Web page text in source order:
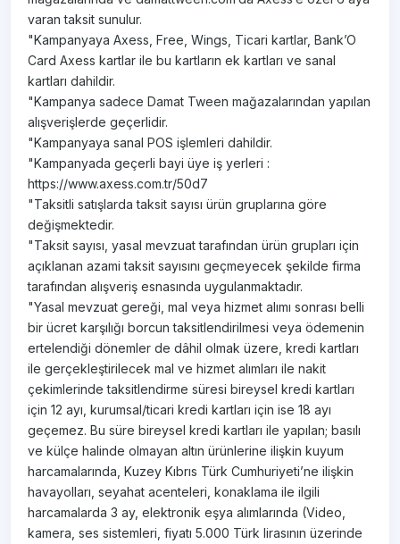
varan taksit sunulur.
"Kampanyaya Axess, Free, Wings, Ticari kartlar, Bank’O
Card Axess kartlar ile bu kartların ek kartları ve sanal
kartları dahildir.
"Kampanya sadece Damat Tween mağazalarından yapılan
alışverişlerde geçerlidir.
"Kampanyaya sanal POS işlemleri dahildir.
"Kampanyada geçerli bayi üye iş yerleri :
https://www.axess.com.tr/50d7
"Taksitli satışlarda taksit sayısı ürün gruplarına göre
değişmektedir.
"Taksit sayısı, yasal mevzuat tarafından ürün grupları için
açıklanan azami taksit sayısını geçmeyecek şekilde firma
tarafından alışveriş esnasında uygulanmaktadır.
"Yasal mevzuat gereği, mal veya hizmet alımı sonrası belli
bir ücret karşılığı borcun taksitlendirilmesi veya ödemenin
ertelendiği dönemler de dâhil olmak üzere, kredi kartları
ile gerçekleştirilecek mal ve hizmet alımları ile nakit
çekimlerinde taksitlendirme süresi bireysel kredi kartları
için 12 ayı, kurumsal/ticari kredi kartları için ise 18 ayı
geçemez. Bu süre bireysel kredi kartları ile yapılan; basılı
ve külçe halinde olmayan altın ürünlerine ilişkin kuyum
harcamalarında, Kuzey Kıbrıs Türk Cumhuriyeti’ne ilişkin
havayolları, seyahat acenteleri, konaklama ile ilgili
harcamalarda 3 ay, elektronik eşya alımlarında (Video,
kamera, ses sistemleri, fiyatı 5.000 Türk lirasının üzerinde